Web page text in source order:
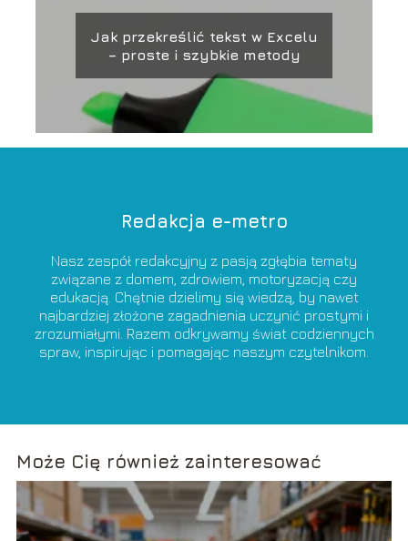
Jak przekreślić tekst w Excelu
– proste i szybkie metody
Redakcja e-metro
Nasz zespół redakcyjny z pasją zgłębia tematy
związane z domem, zdrowiem, motoryzacją czy
edukacją. Chętnie dzielimy się wiedzą, by nawet
najbardziej złożone zagadnienia uczynić prostymi i
zrozumiałymi. Razem odkrywamy świat codziennych
spraw, inspirując i pomagając naszym czytelnikom.
Może Cię również zainteresować